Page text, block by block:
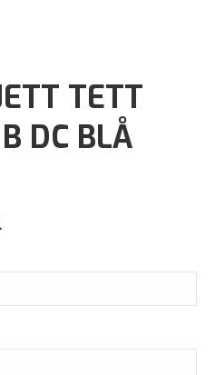
TETT
DC BLÅ